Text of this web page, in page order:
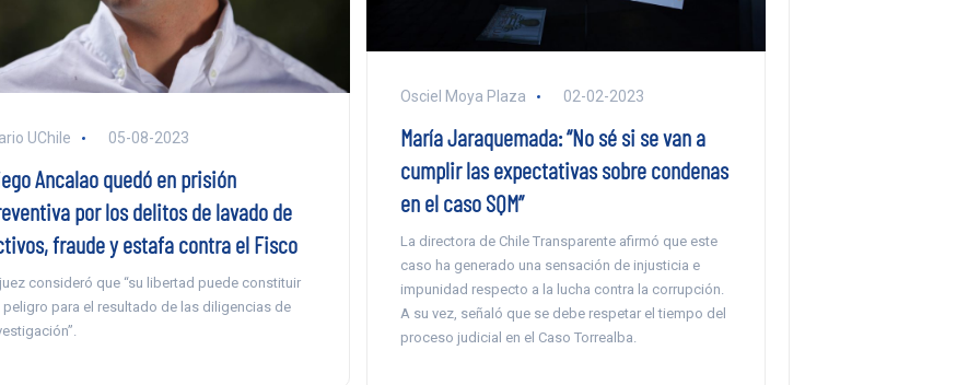
UChile 05-08-2023
Ancalao quedó en prisión
por los delitos de lavado de
fraude y estafa contra el Fisco
consideró que “su libertad puede constituir
peligro para el resultado de las diligencias de
Osciel Moya Plaza 02-02-2023
María Jaraquemada: “No sé si se van a
cumplir las expectativas sobre condenas
en el caso SQM”
La directora de Chile Transparente afirmó que este
caso ha generado una sensación de injusticia e
impunidad respecto a la lucha contra la corrupción.
A su vez, señaló que se debe respetar el tiempo del
proceso judicial en el Caso Torrealba.